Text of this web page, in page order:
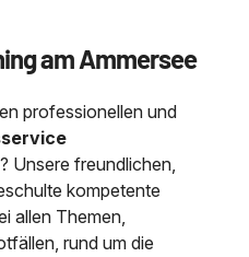
Kanalinspektion
Grubenentleerung
24h Notdienst
Kosten Preise
Rohrreinigungsdienst
Sickerschacht Reinigung
Abfallzwischenlager
Austausch von
Saugbagger und Pumpen
Regenrückhaltebecken
Entschlammung
Trockensaugen von
etc.
am Ammersee
professionellen und
? Unsere freundlichen,
kompetente
allen Themen,
rund um die